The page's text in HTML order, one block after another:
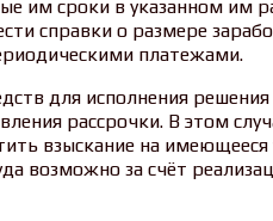
им сроки в указанном им
справки о размере
платежами.
для исполнения решения
рассрочки. В этом
взыскание на имеющееся
возможно за счёт